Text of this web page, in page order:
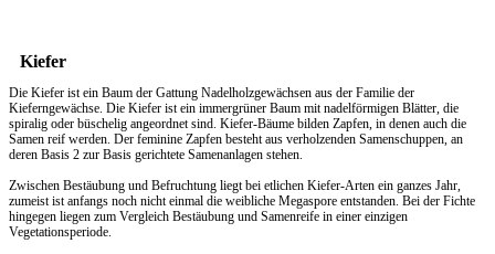
Kiefer
Die Kiefer ist ein Baum der Gattung Nadelholzgewächsen aus der Familie der
Kieferngewächse. Die Kiefer ist ein immergrüner Baum mit nadelförmigen Blätter, die
spiralig oder büschelig angeordnet sind. Kiefer-Bäume bilden Zapfen, in denen auch die
Samen reif werden. Der feminine Zapfen besteht aus verholzenden Samenschuppen, an
deren Basis 2 zur Basis gerichtete Samenanlagen stehen.
Zwischen Bestäubung und Befruchtung liegt bei etlichen Kiefer-Arten ein ganzes Jahr,
zumeist ist anfangs noch nicht einmal die weibliche Megaspore entstanden. Bei der Fichte
hingegen liegen zum Vergleich Bestäubung und Samenreife in einer einzigen
Vegetationsperiode.